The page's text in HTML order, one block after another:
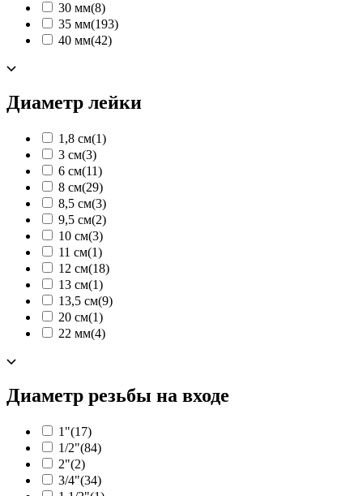
30 мм(8)
35 мм(193)
40 мм(42)
Диаметр лейки
1,8 см(1)
3 см(3)
6 см(11)
8 см(29)
8,5 см(3)
9,5 см(2)
10 см(3)
11 см(1)
12 см(18)
13 см(1)
13,5 см(9)
20 см(1)
22 мм(4)
Диаметр резьбы на входе
1"(17)
1/2"(84)
2"(2)
3/4"(34)